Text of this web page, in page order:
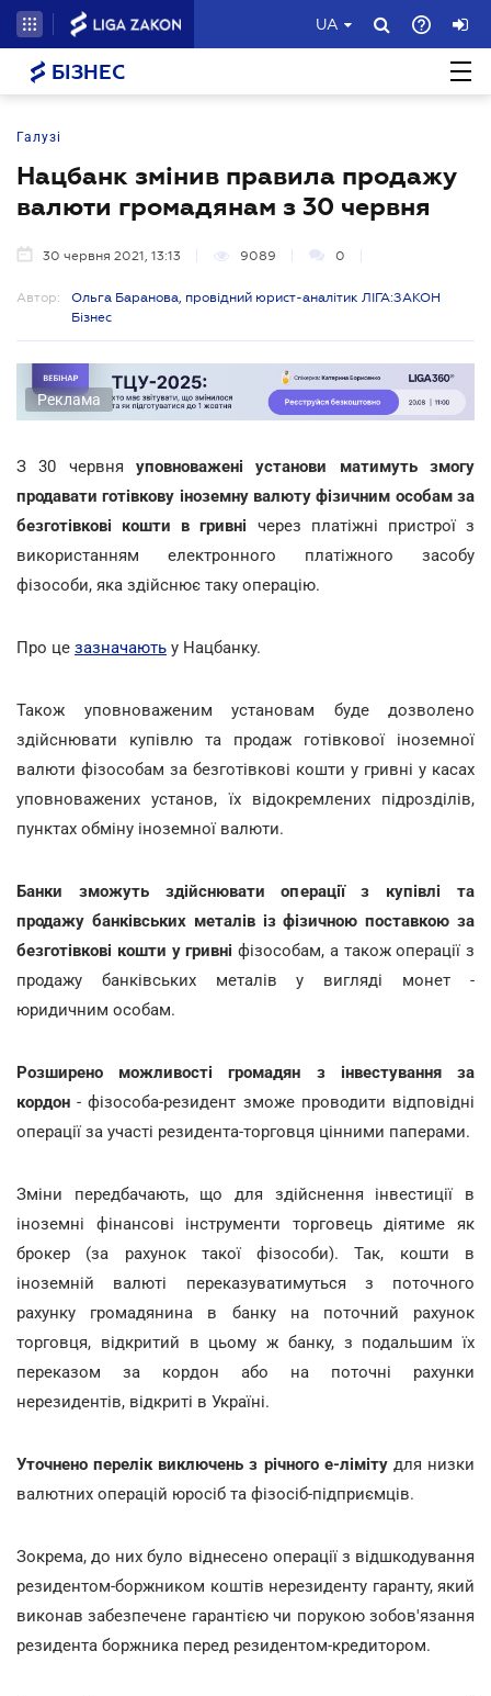
UA
БІЗНЕС
Галузі
Нацбанк змінив правила продажу
валюти громадянам з 30 червня
30 червня 2021, 13:13 9089 0
Автор:
Ольга Баранова, провідний юрист-аналітик ЛІГА:ЗАКОН
Бізнес
Реклама
З 30 червня уповноважені установи матимуть змогу
продавати готівкову іноземну валюту фізичним особам за
безготівкові кошти в гривні через платіжні пристрої з
використанням електронного платіжного засобу
фізособи, яка здійснює таку операцію.
Про це зазначають у Нацбанку.
Також уповноваженим установам буде дозволено
здійснювати купівлю та продаж готівкової іноземної
валюти фізособам за безготівкові кошти у гривні у касах
уповноважених установ, їх відокремлених підрозділів,
пунктах обміну іноземної валюти.
Банки зможуть здійснювати операції з купівлі та
продажу банківських металів із фізичною поставкою за
безготівкові кошти у гривні фізособам, а також операції з
продажу банківських металів у вигляді монет -
юридичним особам.
Розширено можливості громадян з інвестування за
кордон - фізособа-резидент зможе проводити відповідні
операції за участі резидента-торговця цінними паперами.
Зміни передбачають, що для здійснення інвестиції в
іноземні фінансові інструменти торговець діятиме як
брокер (за рахунок такої фізособи). Так, кошти в
іноземній валюті переказуватимуться з поточного
рахунку громадянина в банку на поточний рахунок
торговця, відкритий в цьому ж банку, з подальшим їх
переказом за кордон або на поточні рахунки
нерезидентів, відкриті в Україні.
Уточнено перелік виключень з річного е-лімітудля низки
валютних операцій юросіб та фізосіб-підприємців.
Зокрема, до них було віднесено операції з відшкодування
резидентом-боржником коштів нерезиденту гаранту, який
виконав забезпечене гарантією чи порукою зобов'язання
резидента боржника перед резидентом-кредитором.